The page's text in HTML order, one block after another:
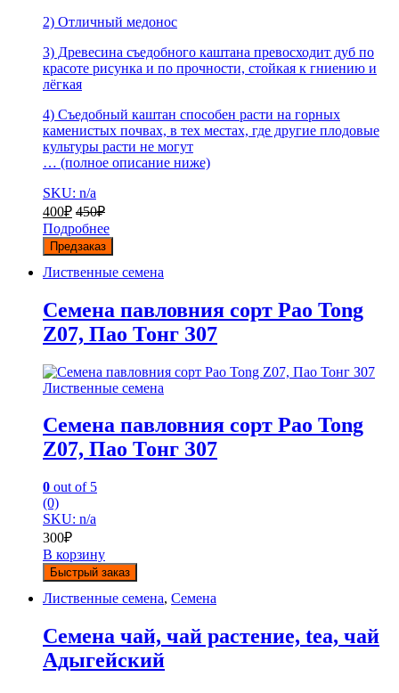
2) Отличный медонос
3) Древесина съедобного каштана превосходит дуб по
красоте рисунка и по прочности, стойкая к гниению и
лёгкая
4) Съедобный каштан способен расти на горных
каменистых почвах, в тех местах, где другие плодовые
культуры расти не могут
… (полное описание ниже)
SKU: n/a
400₽ 450₽
Подробнее
Предзаказ
Лиственные семена
Семена павловния сорт Pao Tong
Z07, Пао Тонг З07
Лиственные семена
Семена павловния сорт Pao Tong
Z07, Пао Тонг З07
0 out of 5
(0)
SKU: n/a
300₽
В корзину
Быстрый заказ
Лиственные семена, Семена
Семена чай, чай растение, tea, чай
Адыгейский